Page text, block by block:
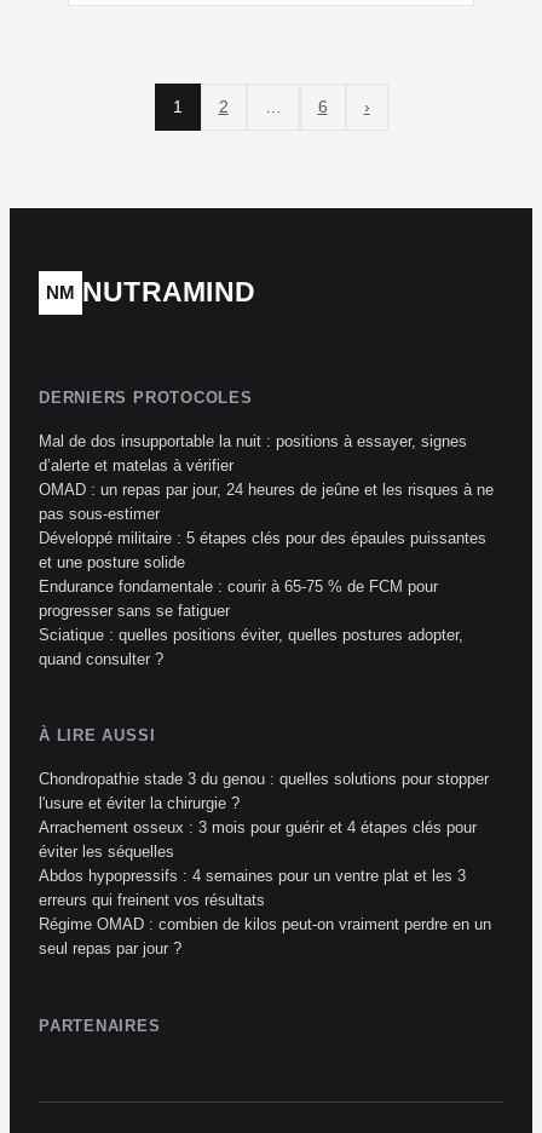
1 2 6 ›
NM NUTRAMIND
DERNIERS PROTOCOLES
Mal de dos insupportable la nuit : positions à essayer, signes
d’alerte et matelas à vérifier
OMAD : un repas par jour, 24 heures de jeûne et les risques à ne
pas sous-estimer
Développé militaire : 5 étapes clés pour des épaules puissantes
et une posture solide
Endurance fondamentale : courir à 65-75 % de FCM pour
progresser sans se fatiguer
Sciatique : quelles positions éviter, quelles postures adopter,
quand consulter ?
À LIRE AUSSI
Chondropathie stade 3 du genou : quelles solutions pour stopper
l'usure et éviter la chirurgie ?
Arrachement osseux : 3 mois pour guérir et 4 étapes clés pour
éviter les séquelles
Abdos hypopressifs : 4 semaines pour un ventre plat et les 3
erreurs qui freinent vos résultats
Régime OMAD : combien de kilos peut-on vraiment perdre en un
seul repas par jour ?
PARTENAIRES